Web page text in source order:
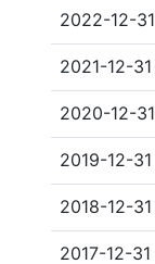
2022-12-31
2021-12-31
2020-12-31
2019-12-31
2018-12-31
2017-12-31